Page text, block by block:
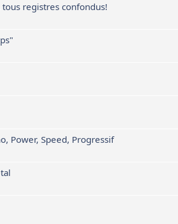
registres confondus!
Power, Speed, Progressif